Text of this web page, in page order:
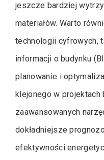
jeszcze bardziej
materiałów. Warto
technologii cyfrowych,
informacji o budynku
planowanie i
klejonego w
zaawansowanych
dokładniejsze
efektywności